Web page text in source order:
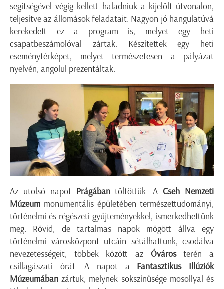
segítségével végig kellett haladniuk a kijelölt útvonalon,
teljesítve az állomások feladatait. Nagyon jó hangulatúvá
kerekedett ez a program is, melyet egy heti
csapatbeszámolóval zártak. Készítettek egy heti
eseménytérképet, melyet természetesen a pályázat
nyelvén, angolul prezentáltak.
Az utolsó napot Prágábantöltöttük. A Cseh Nemzeti
Múzeum monumentális épületében természettudományi,
történelmi és régészeti gyűjteményekkel, ismerkedhettünk
meg. Rövid, de tartalmas napok mögött állva egy
történelmi városközpont utcáin sétálhattunk, csodálva
nevezetességeit, többek között az Óvárosterén a
csillagászati órát. A napot a Fantasztikus Illúziók
Múzeumábanzártuk, melynek sokszínűsége mosollyal és